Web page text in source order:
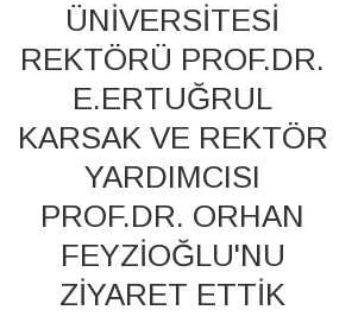
ÜNİVERSİTESİ
REKTÖRÜ PROF.DR.
E.ERTUĞRUL
KARSAK VE REKTÖR
YARDIMCISI
PROF.DR. ORHAN
FEYZİOĞLU'NU
ZİYARET ETTİK